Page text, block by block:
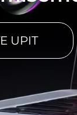
UPIT